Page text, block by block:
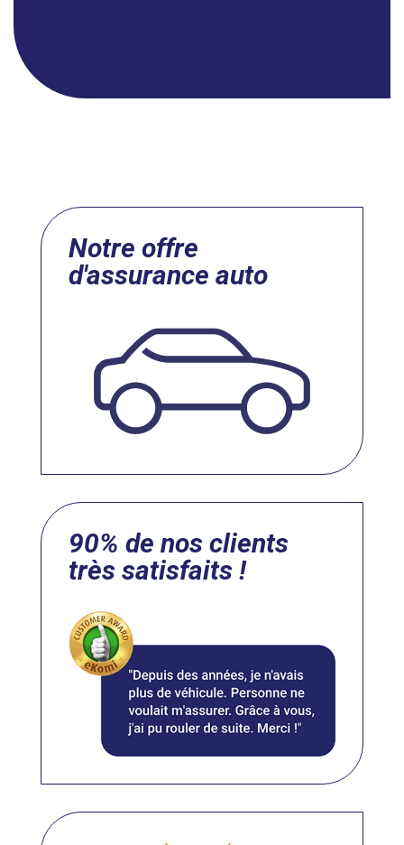
d'assurance auto
très satisfaits !